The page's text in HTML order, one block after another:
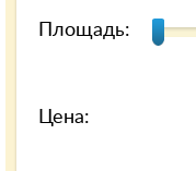
Площадь:
Цена: